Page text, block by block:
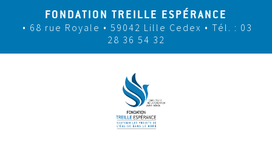
FONDATION TREILLE ESPÉRANCE
• 68 rue Royale • 59042 Lille Cedex • Tél. : 03
28 36 54 32